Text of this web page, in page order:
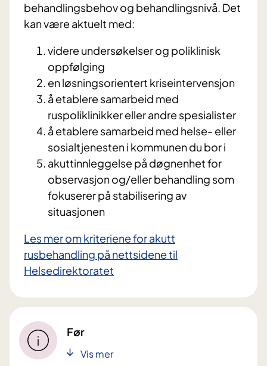
behandlingsbehov og behandlingsnivå. Det
kan være aktuelt med:
videre undersøkelser og poliklinisk
oppfølging
en løsningsorientert kriseintervensjon
å etablere samarbeid med
ruspoliklinikker eller andre spesialister
å etablere samarbeid med helse- eller
sosialtjenesten i kommunen du bor i
akuttinnleggelse på døgnenhet for
observasjon og/eller behandling som
fokuserer på stabilisering av
situasjonen
Les mer om kriteriene for akutt
rusbehandling på nettsidene til
Helsedirektoratet
Før
Vis mer